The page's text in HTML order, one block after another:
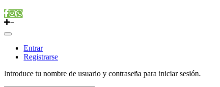
Entrar
Registrarse
Introduce tu nombre de usuario y contraseña para iniciar sesión.